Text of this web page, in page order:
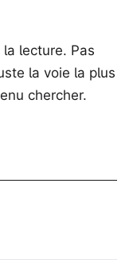
lecture. Pas
la voie la plus
chercher.